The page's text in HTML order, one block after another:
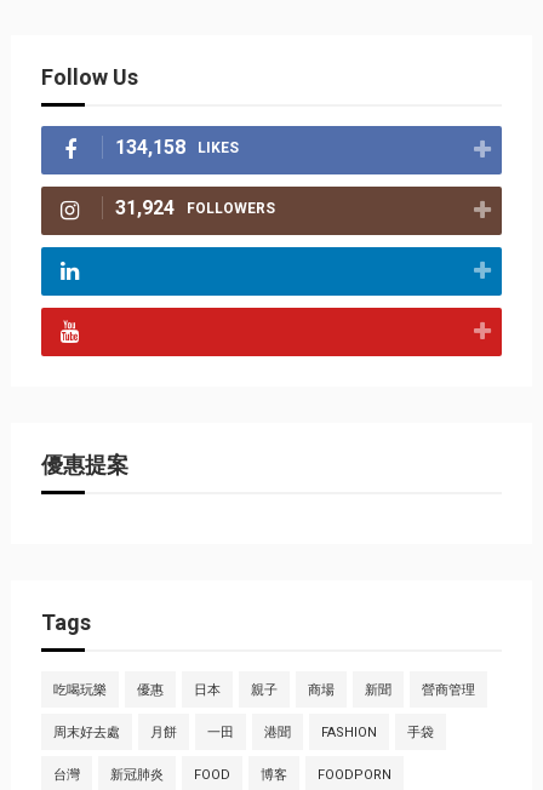
Follow Us
134,158 LIKES
31,924 FOLLOWERS
優惠提案
Tags
吃喝玩樂 優惠 日本 親子 商場 新聞 營商管理
周末好去處 月餅 一田 港聞 FASHION 手袋
台灣 新冠肺炎 FOOD 博客 FOODPORN